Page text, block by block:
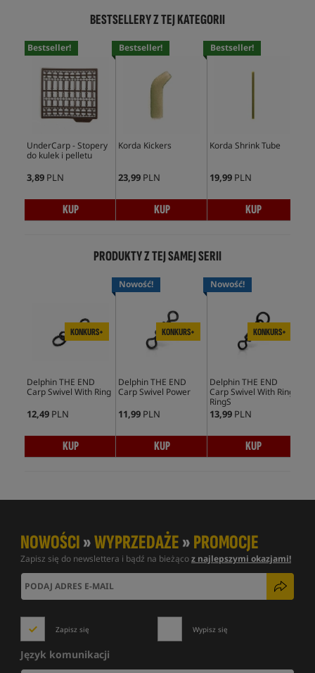
BESTSELLERY Z TEJ KATEGORII
Bestseller!
UnderCarp - Stopery
do kulek i pelletu
3,89 PLN
KUP
Bestseller!
Korda Kickers
23,99 PLN
KUP
Bestseller!
Korda Shrink Tube
19,99 PLN
KUP
PRODUKTY Z TEJ SAMEJ SERII
KONKURS+
Delphin THE END
Carp Swivel With Ring
12,49 PLN
KUP
Nowość!
KONKURS+
Delphin THE END
Carp Swivel Power
11,99 PLN
KUP
Nowość!
KONKURS+
Delphin THE END
Carp Swivel With Ring
RingS
13,99 PLN
KUP
NOWOŚCI»WYPRZEDAŻE»PROMOCJE
Zapisz się do newslettera i bądź na bieżącoz najlepszymi okazjami!
Zapisz się Wypisz się
Język komunikacji